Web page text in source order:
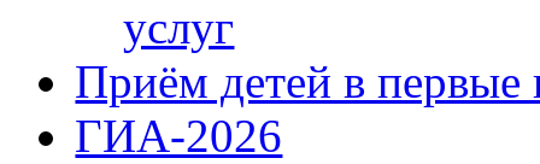
услуг
Приём детей в первые
ГИА-2026